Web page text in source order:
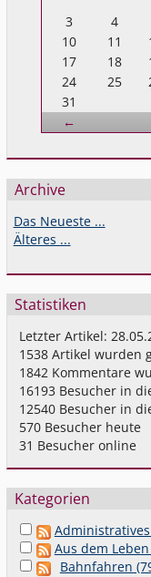
←
3
4
10
11
17
18
24
25
31
Archive
Das Neueste ...
Älteres ...
Statistiken
Letzter Artikel:
1538 Artikel wurden
1842 Kommentare
16193 Besucher in
12540 Besucher in
570 Besucher heute
31 Besucher online
Kategorien
Administratives
Aus dem Leben
Bahnfahren